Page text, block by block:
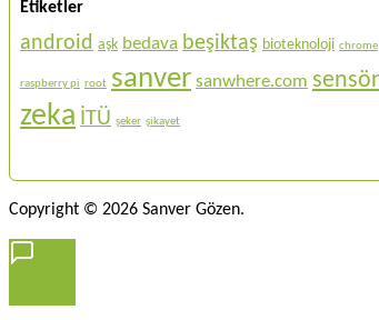
Etiketler
android aşk bedava beşiktaş bioteknoloji chrome
raspberry pi root sanver sanwhere.com
zeka İTÜ şeker şikayet
Copyright © 2026 Sanver Gözen.